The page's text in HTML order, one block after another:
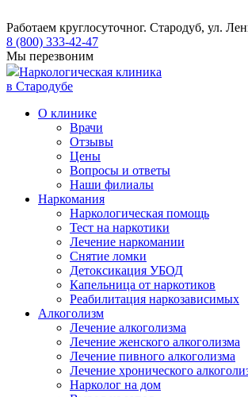
Работаем круглосуточног. Стародуб, ул.
8 (800) 333-42-47
Мы перезвоним
Наркологическая клиника
в Стародубе
О клинике
Врачи
Отзывы
Цены
Вопросы и ответы
Наши филиалы
Наркомания
Наркологическая помощь
Тест на наркотики
Лечение наркомании
Снятие ломки
​​Детоксикация УБОД
Капельница от наркотиков
Реабилитация наркозависимых
Алкоголизм
Лечение алкоголизма
Лечение женского алкоголизма
Лечение пивного алкоголизма
Лечение хронического
Нарколог на дом